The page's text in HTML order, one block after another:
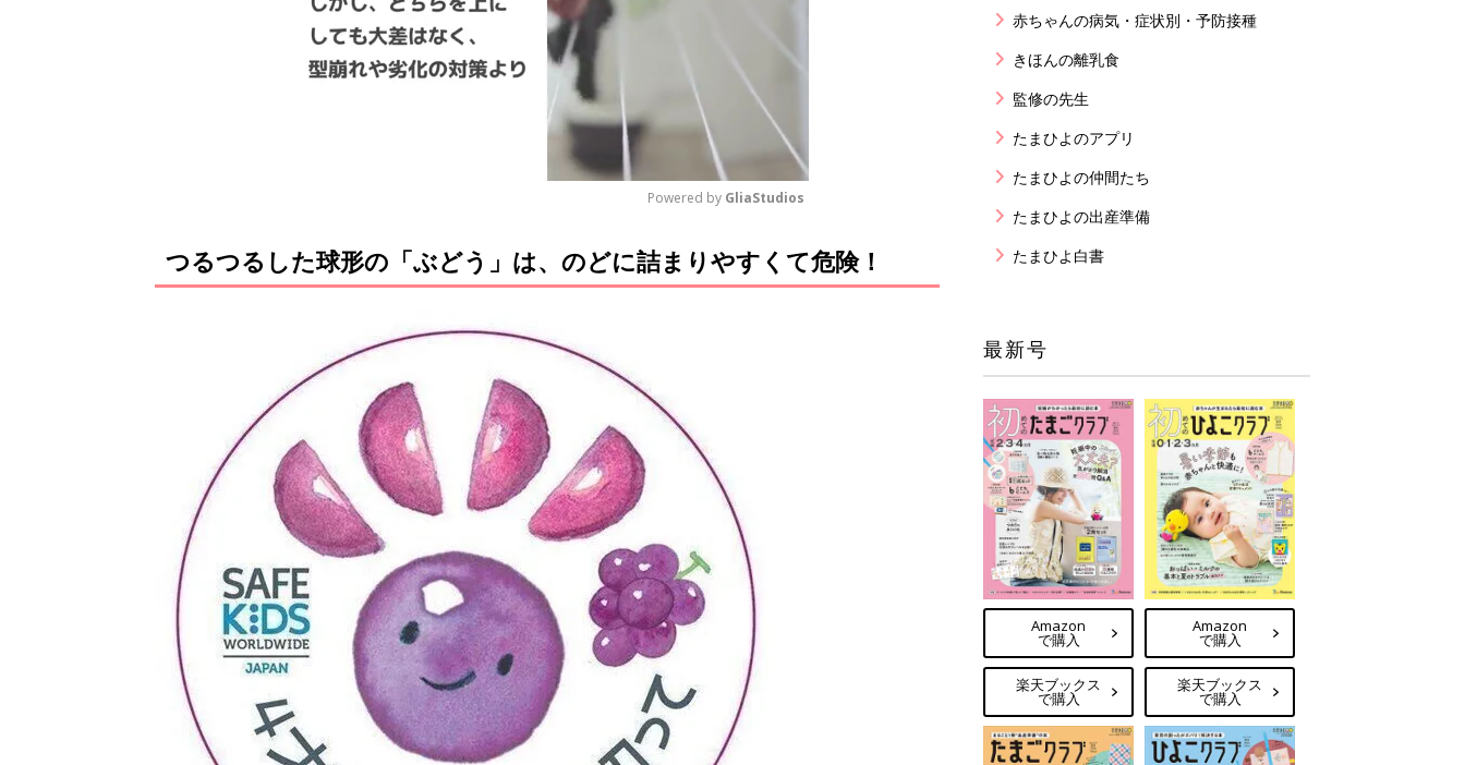
M
u
Powered by GliaStudios
つるつるした球形の「ぶどう」は、のどに詰まりやすくて危険！
赤ちゃんの病気・症状別・予防接種
きほんの離乳食
監修の先生
たまひよのアプリ
たまひよの仲間たち
たまひよの出産準備
たまひよ白書
最新号
Amazon
で購入
楽天ブックス
で購入
Amazon
で購入
楽天ブックス
で購入